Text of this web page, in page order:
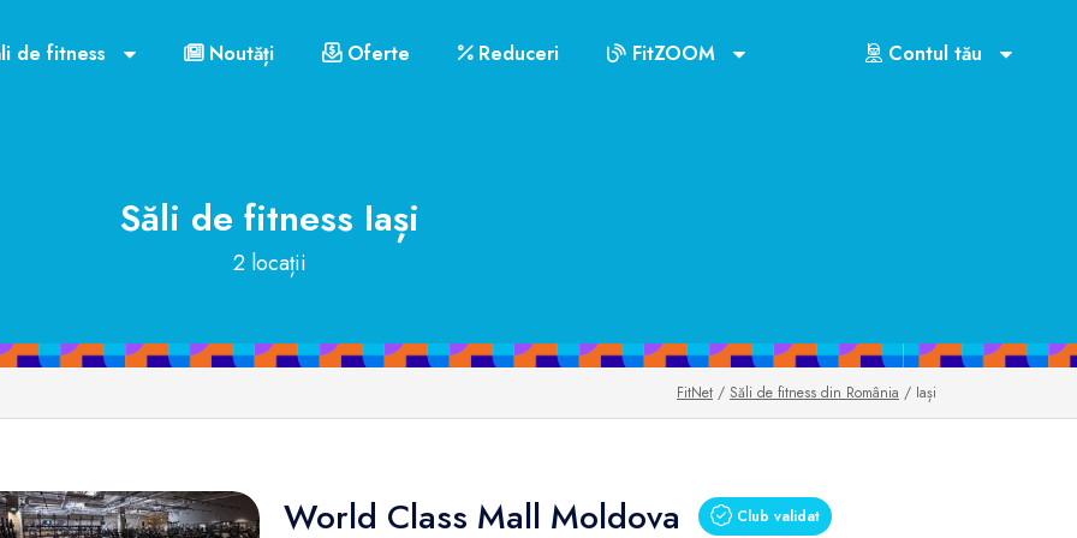
de fitness Noutăți Oferte Reduceri FitZOOM Contul tău
Săli de fitness Iași
2 locații
FitNet / Săli de fitness din România / Iași
World Class Mall Moldova Club validat